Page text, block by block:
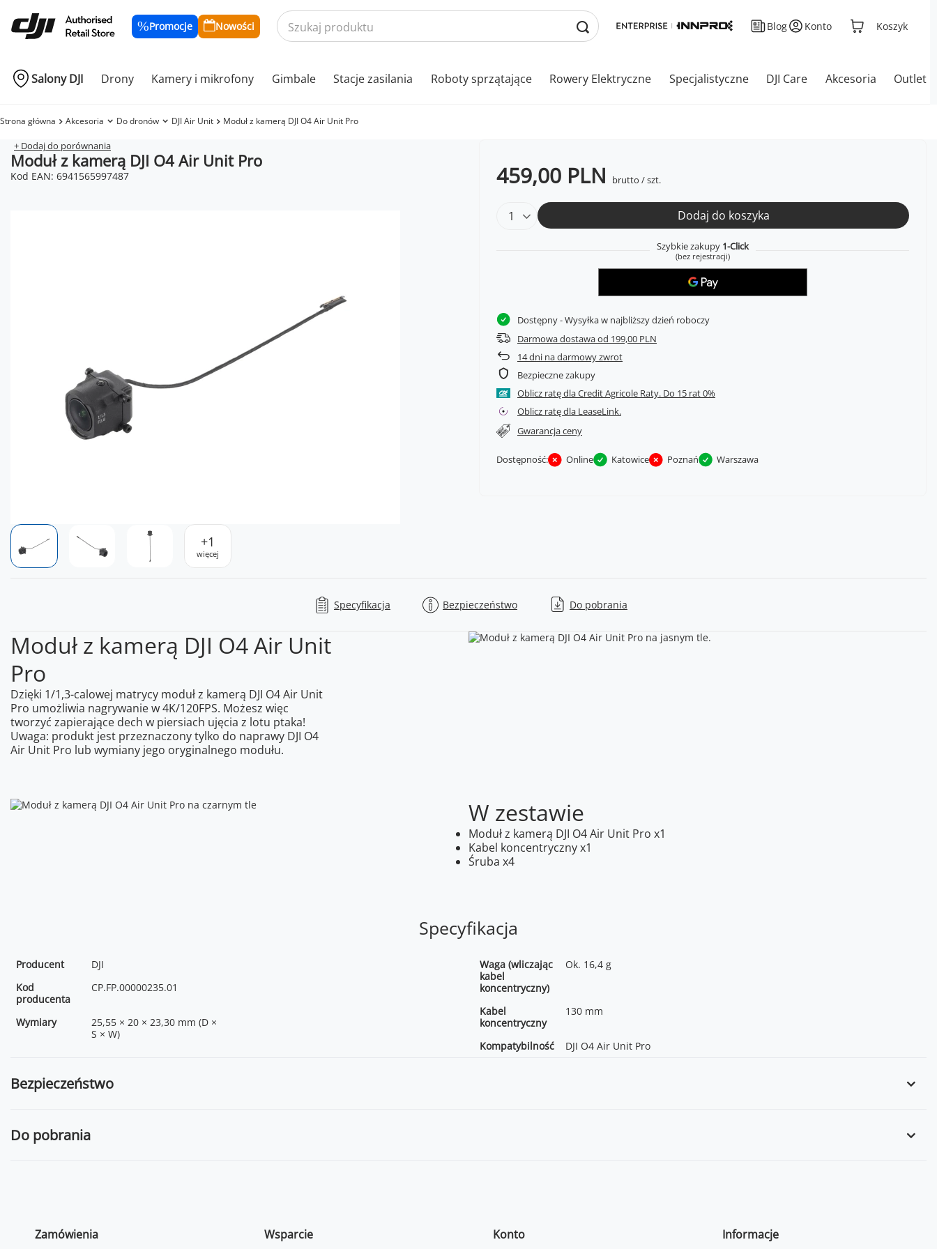
Promocje Nowości Blog Konto Koszyk
Salony DJI Drony Kamery i mikrofony Gimbale Stacje zasilania Roboty sprzątające Rowery Elektryczne Specjalistyczne DJI Care Akcesoria Outlet
Strona główna Akcesoria Do dronów DJI Air Unit Moduł z kamerą DJI O4 Air Unit Pro
+ Dodaj do porównania
Moduł z kamerą DJI O4 Air Unit Pro
Kod EAN: 6941565997487
+1
więcej
459,00 PLN brutto /szt.
Dodaj do koszyka
Szybkie zakupy 1-Click
(bez rejestracji)
Dostępny- Wysyłka w najbliższy dzień roboczy
Darmowa dostawa od 199,00 PLN
14dni na darmowy zwrot
Bezpieczne zakupy
Oblicz ratę dla Credit Agricole Raty.
Oblicz ratę dla LeaseLink.
Gwarancja ceny
Dostępność: Online Katowice Poznań Warszawa
Specyfikacja Bezpieczeństwo Do pobrania
Moduł z kamerą DJI O4 Air Unit
Pro
Dzięki 1/1,3-calowej matrycy moduł z kamerą DJI O4 Air Unit
Pro umożliwia nagrywanie w 4K/120FPS. Możesz więc
tworzyć zapierające dech w piersiach ujęcia z lotu ptaka!
Uwaga: produkt jest przeznaczony tylko do naprawy DJI O4
Air Unit Pro lub wymiany jego oryginalnego modułu.
W zestawie
Moduł z kamerą DJI O4 Air Unit Pro x1
Kabel koncentryczny x1
Śruba x4
Specyfikacja
Producent
DJI
Kod
producenta
CP.FP.00000235.01
Wymiary
25,55 × 20 × 23,30 mm (D ×
S × W)
Waga (wliczając
kabel
koncentryczny)
Ok. 16,4 g
Kabel
koncentryczny
130 mm
Kompatybilność DJI O4 Air Unit Pro
Bezpieczeństwo
Do pobrania
Zamówienia Wsparcie Konto Informacje